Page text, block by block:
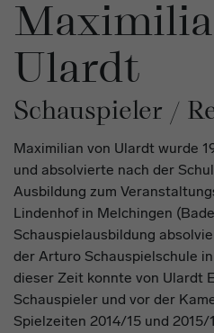
Ulardt
Schauspieler /
Maximilian von Ulardt wurde
und absolvierte nach der
Ausbildung zum
Lindenhof in Melchingen
Schauspielausbildung
der Arturo Schauspielschule
dieser Zeit konnte von Ulardt
Schauspieler und vor der
Spielzeiten 2014/15 und